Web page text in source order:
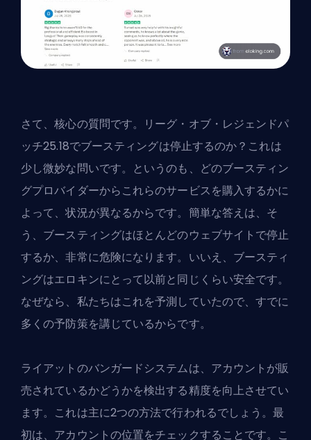
さて、核心の質問です。リーグ・オブ・レジェンドパ
ッチ25.18でブースティングは停止するのか？これは
少し微妙な問いです。というのも、どのブースティン
グプロバイダーからこれらのサービスを購入するかに
よって、状況が異なるからです。簡単な答えは、そ
う、ブースティングはほとんどのウェブサイトで停止
するか、非常に危険になります。いいえ、ブースティ
ングはエロキンにとって以前と同じくらい安全です。
なぜなら、私たちはこれを予測していたので、すでに
多くの予防策を講じているからです。
ライアットのバンガードシステムは、アカウントが販
売されているかどうかを検出する精度を向上させてい
ます。これは主に2つの方法で行われるでしょう。最
初は、アカウントの位置をチェックすることです。こ